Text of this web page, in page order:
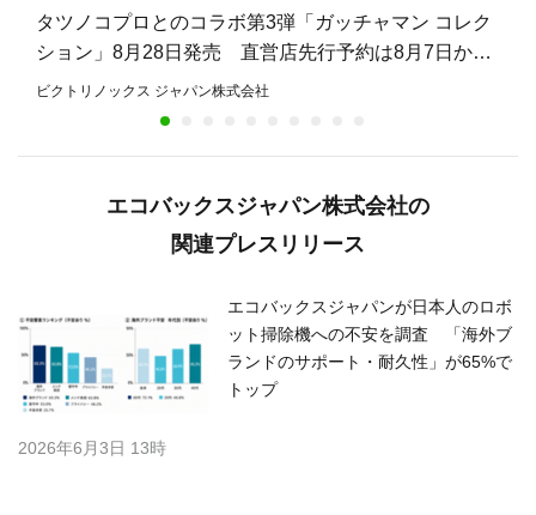
タツノコプロとのコラボ第3弾「ガッチャマン コレク
ション」8月28日発売 直営店先行予約は8月7日から
8月27日まで
ビクトリノックス ジャパン株式会社
エコバックスジャパン株式会社の
関連プレスリリース
エコバックスジャパンが日本人のロボ
ット掃除機への不安を調査 「海外ブ
ランドのサポート・耐久性」が65%で
トップ
2026年6月3日 13時